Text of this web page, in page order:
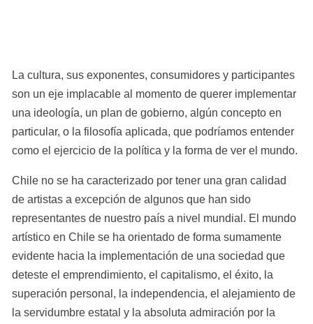
La cultura, sus exponentes, consumidores y participantes
son un eje implacable al momento de querer implementar
una ideología, un plan de gobierno, algún concepto en
particular, o la filosofía aplicada, que podríamos entender
como el ejercicio de la política y la forma de ver el mundo.
Chile no se ha caracterizado por tener una gran calidad
de artistas a excepción de algunos que han sido
representantes de nuestro país a nivel mundial. El mundo
artístico en Chile se ha orientado de forma sumamente
evidente hacia la implementación de una sociedad que
deteste el emprendimiento, el capitalismo, el éxito, la
superación personal, la independencia, el alejamiento de
la servidumbre estatal y la absoluta admiración por la